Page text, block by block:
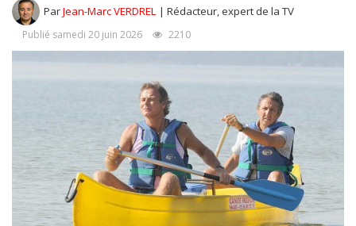
ParJean-Marc VERDREL | Rédacteur, expert de la TV
Publié samedi 20 juin 2026 2210